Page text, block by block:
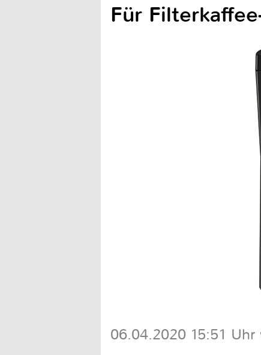
Für
06.04.2020 15:51